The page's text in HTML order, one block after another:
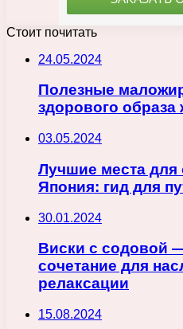
Стоит почитать
24.05.2024
Полезные
здорового образа
03.05.2024
Лучшие места для
Япония: гид для
30.01.2024
Виски с содовой
сочетание для
релаксации
15.08.2024